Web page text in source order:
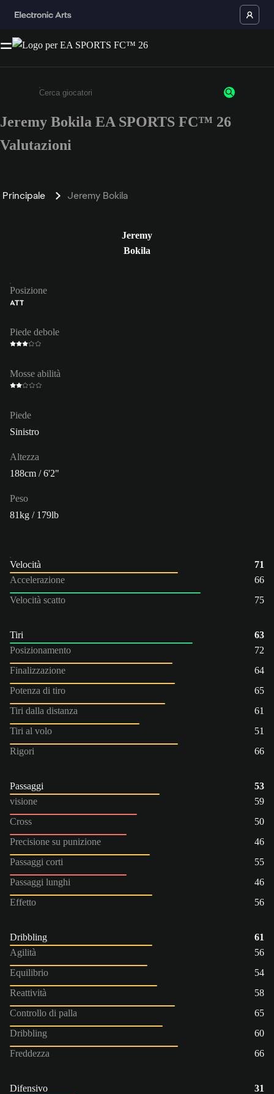
Inserisci un minimo di 3 caratteri o numeri.
Jeremy Bokila EA SPORTS FC™ 26
Valutazioni
Principale Jeremy Bokila
Jeremy
Bokila
Posizione
ATT
Piede debole
Mosse abilità
Piede
Sinistro
Altezza
188cm / 6'2"
Peso
81kg / 179lb
Velocità
71
Accelerazione
66
Velocità scatto
75
Tiri
63
Posizionamento
72
Finalizzazione
64
Potenza di tiro
65
Tiri dalla distanza
61
Tiri al volo
51
Rigori
66
Passaggi
53
visione
59
Cross
50
Precisione su punizione
46
Passaggi corti
55
Passaggi lunghi
46
Effetto
56
Dribbling
61
Agilità
56
Equilibrio
54
Reattività
58
Controllo di palla
65
Dribbling
60
Freddezza
66
Difensivo
31